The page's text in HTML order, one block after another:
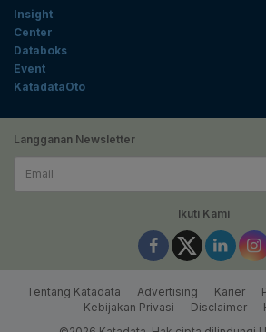
Insight
Center
Databoks
Event
KatadataOto
Langganan Newsletter
Ikuti Kami
Tentang Katadata Advertising Karier
Kebijakan Privasi
Disclaimer